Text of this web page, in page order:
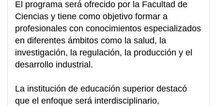
El programa será ofrecido por la Facultad de
Ciencias y tiene como objetivo formar a
profesionales con conocimientos especializados
en diferentes ámbitos como la salud, la
investigación, la regulación, la producción y el
desarrollo industrial.
La institución de educación superior destacó
que el enfoque será interdisciplinario,